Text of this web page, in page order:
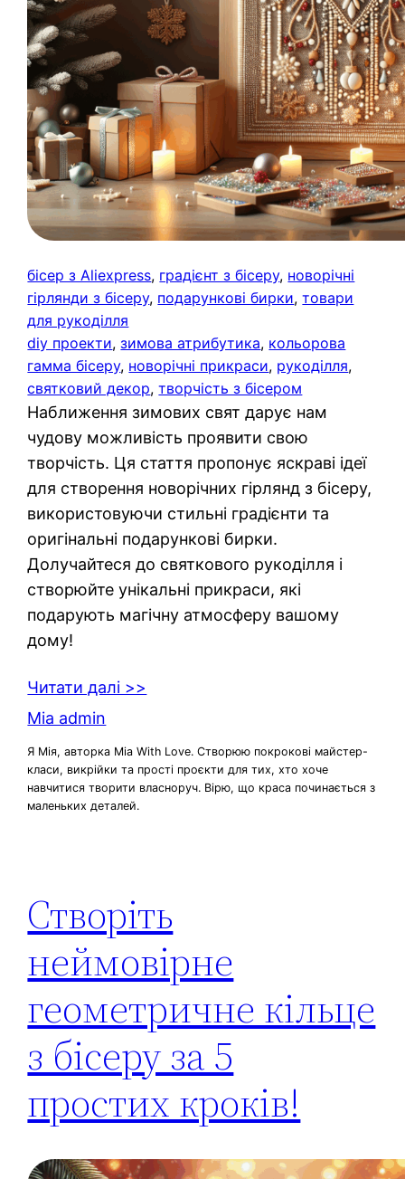
бісер з Aliexpress, градієнт з бісеру, новорічні
гірлянди з бісеру, подарункові бирки, товари
для рукоділля
diy проекти, зимова атрибутика, кольорова
гамма бісеру, новорічні прикраси, рукоділля
святковий декор, творчість з бісером
Наближення зимових свят дарує нам
чудову можливість проявити свою
творчість. Ця стаття пропонує яскраві ідеї
для створення новорічних гірлянд з бісеру,
використовуючи стильні градієнти та
оригінальні подарункові бирки.
Долучайтеся до святкового рукоділля і
створюйте унікальні прикраси, які
подарують магічну атмосферу вашому
дому!
Читати далі >>
Mia admin
Я Мія, авторка Mia With Love. Створюю покрокові майстер-
класи, викрійки та прості проєкти для тих, хто хоче
навчитися творити власноруч. Вірю, що краса починається з
маленьких деталей.
Створіть
неймовірне
геометричне кільце
з бісеру за 5
простих кроків!